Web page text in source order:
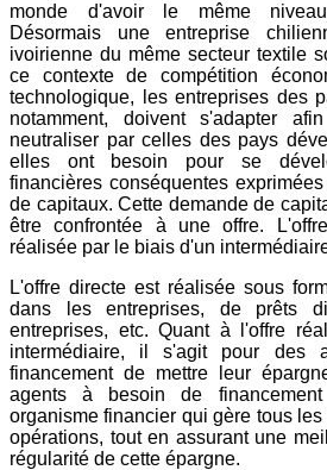
monde d'avoir le même
Désormais une entreprise
ivoirienne du même secteur textile
ce contexte de compétition
technologique, les entreprises des
notamment, doivent s'adapter
neutraliser par celles des pays
elles ont besoin pour se
financières conséquentes
de capitaux. Cette demande de
être confrontée à une offre.
réalisée par le biais d'un
L'offre directe est réalisée sous
dans les entreprises, de prêts
entreprises, etc. Quant à l'offre
intermédiaire, il s'agit pour des
financement de mettre leur
agents à besoin de
organisme financier qui gère tous
opérations, tout en assurant une
régularité de cette épargne.